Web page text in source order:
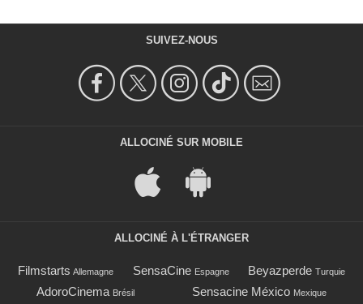
SUIVEZ-NOUS
ALLOCINÉ SUR MOBILE
ALLOCINÉ À L'ÉTRANGER
Filmstarts Allemagne SensaCine Espagne Beyazperde Turquie
AdoroCinema Brésil Sensacine México Mexique